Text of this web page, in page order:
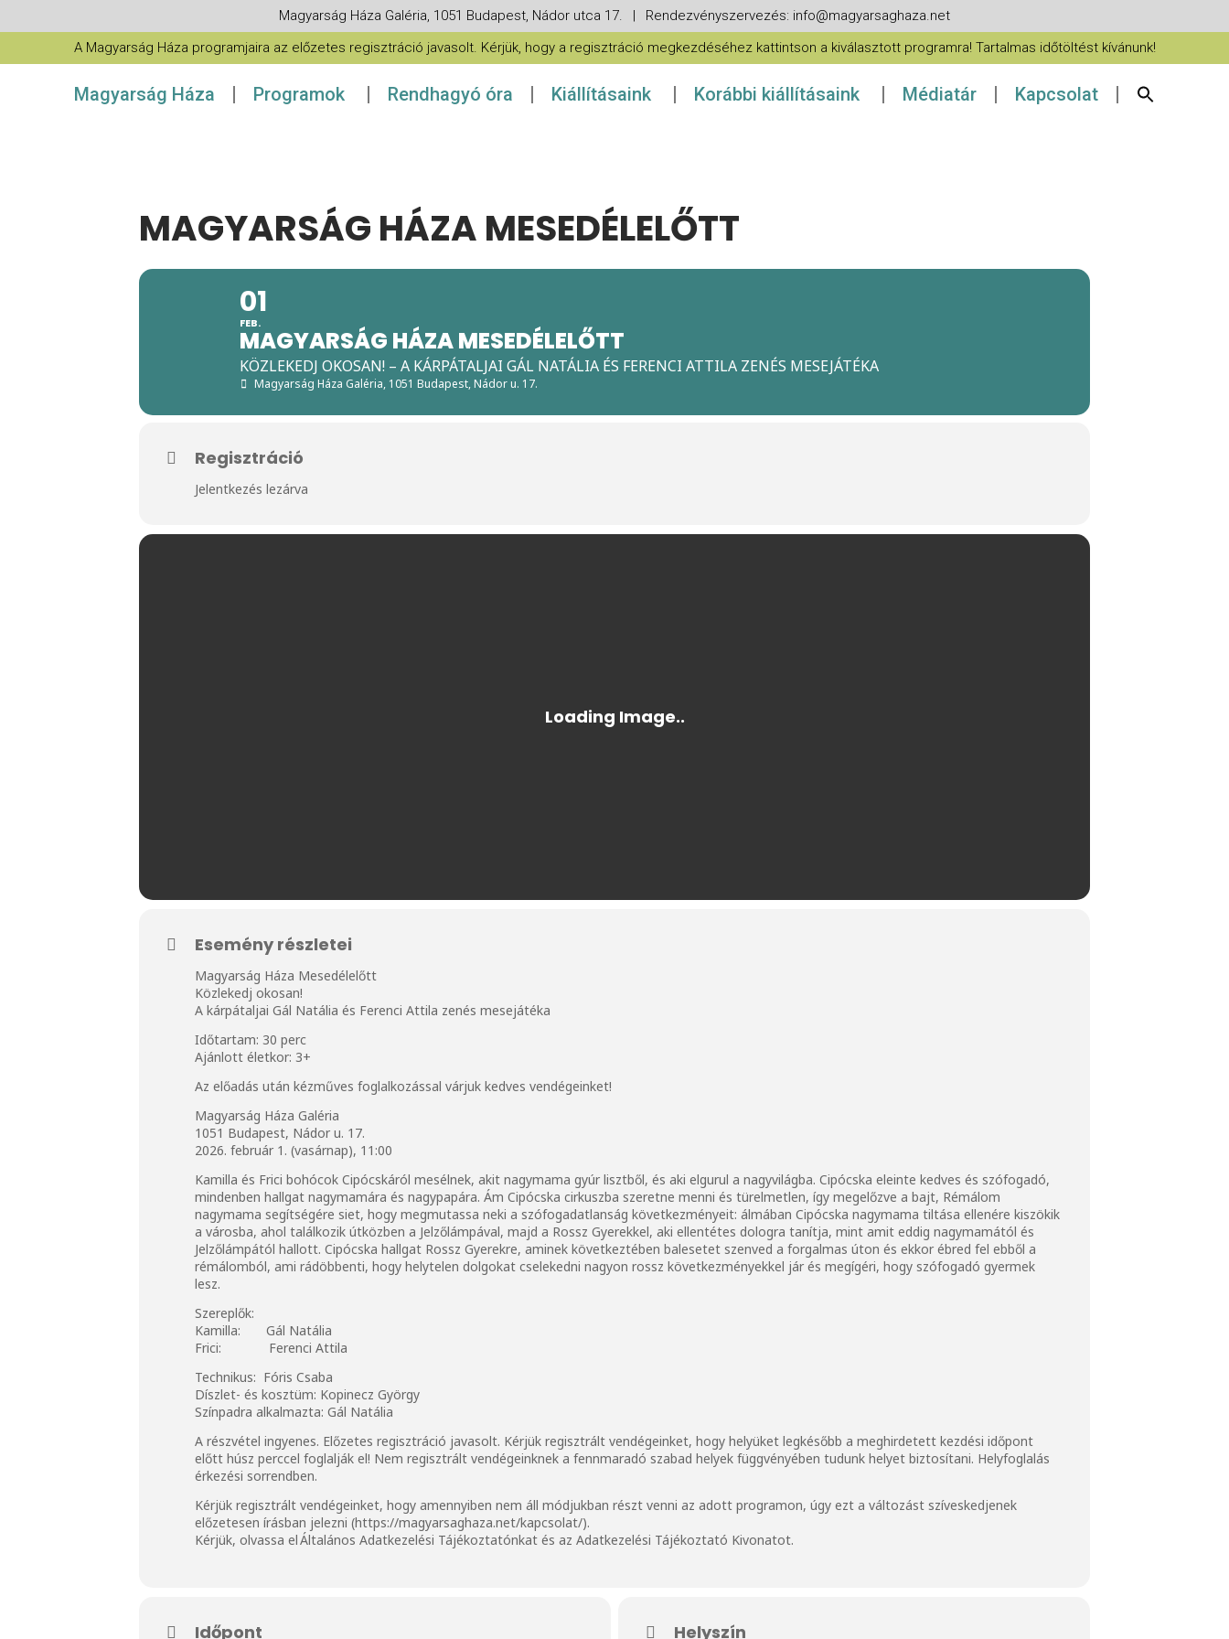
Magyarság Háza Galéria, 1051 Budapest, Nádor utca 17. | Rendezvényszervezés: info@magyarsaghaza.net
A Magyarság Háza programjaira az előzetes regisztráció javasolt. Kérjük, hogy a regisztráció megkezdéséhez kattintson a kiválasztott programra! Tartalmas időtöltést kívánunk!
Magyarság Háza Programok Rendhagyó óra Kiállításaink Korábbi kiállításaink Médiatár Kapcsolat
MAGYARSÁG HÁZA MESEDÉLELŐTT
01
FEB.
MAGYARSÁG HÁZA MESEDÉLELŐTT
KÖZLEKEDJ OKOSAN! – A KÁRPÁTALJAI GÁL NATÁLIA ÉS FERENCI ATTILA ZENÉS MESEJÁTÉKA
Magyarság Háza Galéria, 1051 Budapest, Nádor u. 17.
Regisztráció
Jelentkezés lezárva
Esemény részletei
Magyarság Háza Mesedélelőtt
Közlekedj okosan!
A kárpátaljai Gál Natália és Ferenci Attila zenés mesejátéka
Időtartam: 30 perc
Ajánlott életkor: 3+
Az előadás után kézműves foglalkozással várjuk kedves vendégeinket!
Magyarság Háza Galéria
1051 Budapest, Nádor u. 17.
2026. február 1. (vasárnap), 11:00
Kamilla és Frici bohócok Cipócskáról mesélnek, akit nagymama gyúr lisztből, és aki elgurul a nagyvilágba. Cipócska eleinte kedves és szófogadó,
mindenben hallgat nagymamára és nagypapára. Ám Cipócska cirkuszba szeretne menni és türelmetlen, így megelőzve a bajt, Rémálom
nagymama segítségére siet, hogy megmutassa neki a szófogadatlanság következményeit: álmában Cipócska nagymama tiltása ellenére kiszökik
a városba, ahol találkozik útközben a Jelzőlámpával, majd a Rossz Gyerekkel, aki ellentétes dologra tanítja, mint amit eddig nagymamától és
Jelzőlámpától hallott. Cipócska hallgat Rossz Gyerekre, aminek következtében balesetet szenved a forgalmas úton és ekkor ébred fel ebből a
rémálomból, ami rádöbbenti, hogy helytelen dolgokat cselekedni nagyon rossz következményekkel jár és megígéri, hogy szófogadó gyermek
lesz.
Szereplők:
Kamilla: Gál Natália
Frici: Ferenci Attila
Technikus: Fóris Csaba
Díszlet- és kosztüm: Kopinecz György
Színpadra alkalmazta: Gál Natália
A részvétel ingyenes. Előzetes regisztráció javasolt. Kérjük regisztrált vendégeinket, hogy helyüket legkésőbb a meghirdetett kezdési időpont
előtt húsz perccel foglalják el! Nem regisztrált vendégeinknek a fennmaradó szabad helyek függvényében tudunk helyet biztosítani. Helyfoglalás
érkezési sorrendben.
Kérjük regisztrált vendégeinket, hogy amennyiben nem áll módjukban részt venni az adott programon, úgy ezt a változást szíveskedjenek
előzetesen írásban jelezni (https://magyarsaghaza.net/kapcsolat/).
Kérjük, olvassa elÁltalános Adatkezelési Tájékoztatónkat és az Adatkezelési Tájékoztató Kivonatot.
Időpont Helyszín